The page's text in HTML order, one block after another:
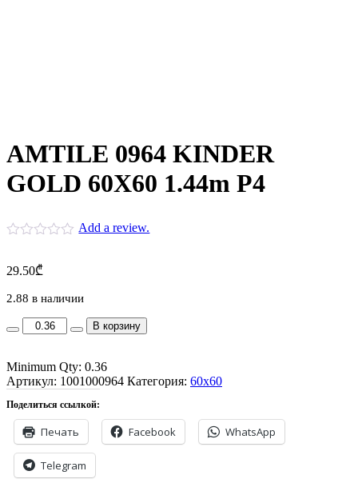
AMTILE 0964 KINDER
GOLD 60X60 1.44m P4
Add a review.
29.50₾
2.88 в наличии
AMTILE
0964
GOLD
60X60
P4
quantity
В корзину
Minimum Qty: 0.36
Артикул: 1001000964 Категория: 60x60
Поделиться ссылкой:
Печать Facebook WhatsApp
Telegram